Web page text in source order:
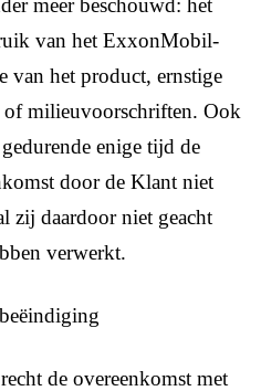
meer beschouwd: het
van het ExxonMobil-
van het product, ernstige
milieuvoorschriften. Ook
enige tijd de
door de Klant niet
zij daardoor niet geacht
verwerkt.
de overeenkomst met